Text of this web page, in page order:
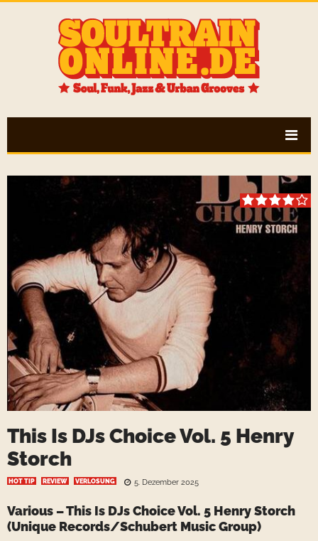
This Is DJs Choice Vol. 5 Henry
Storch
HOT TIP REVIEW VERLOSUNG 5. Dezember 2025
Various –This Is DJs Choice Vol. 5 Henry Storch
(Unique Records/Schubert Music Group)